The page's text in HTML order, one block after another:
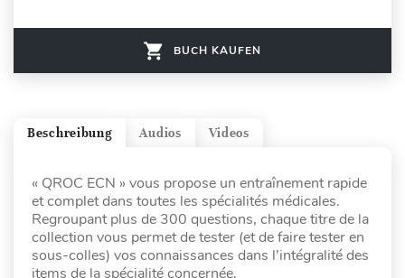
BUCH KAUFEN
Videos
Audios
Beschreibung
« QROC ECN » vous propose un entraînement rapide
et complet dans toutes les spécialités médicales.
Regroupant plus de 300 questions, chaque titre de la
collection vous permet de tester (et de faire tester en
sous-colles) vos connaissances dans l’intégralité des
items de la spécialité concernée.